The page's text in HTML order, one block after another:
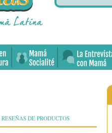
RESEÑAS DE PRODUCTOS